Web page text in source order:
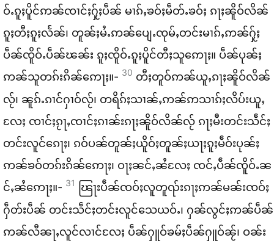
ဝ်ႉ​ၵူႈ​ပိူင်​ဢၼ်​ၸၢင်ႈ​ႁႂ်ႈ​ပဵၼ် မၢၵ်ႇ​ၶဝ်ႈ​မဵတ်ႉ​ၶဝ်ႈ ၵႃႈ​ၼိူဝ်​လိၼ်​
ၵူႈ​တီႈ​ၵူႈ​လႅၼ်၊ တူၼ်ႈ​မႆႉ​ဢၼ်​ပျေႉ​ၸုမ်ႇ​တင်း​မၢၵ်ႇ​ဢၼ်​ႁႂ်ႈ​
ပဵၼ်​ၸိူဝ်ႉ​ပဵၼ်​ၽၼ်း ၵူႈ​ၸိူဝ်ႉ​ၵူႈ​ပိူင်​တီႈ​သူ​ဢေႃႈ။ ပဵၼ်​ပုၼ်ႈ​
ဢၼ်​သူ​တၵ်း​ၵိၼ်​ဢေႃႈ။- 30 တီႈ​တူဝ်​ဢၼ်​ယူႇ​ၵႃႈ​ၼိူဝ်​လိၼ်​
လႂ်၊ ၼူၵ်ႉ​ၵၢင်​ႁၢဝ်​လႂ်၊ တရိၵ်ႈသၢၼ်ႇ​ဢၼ်​ဢသၢၵ်ႈ​လိပ်း​ယူႇ​
လႄႈ ၸၢင်ႈ​ၵႂႃႇ​ၸၢင်ႈ​ၵၢၼ်း​ၵႃႈ​ၼိူဝ်​လိၼ်​လႂ် ၵႃႈ​မီး​တင်း​သဵင်ႈ​
တင်း​လူင်​ၵေႃႈ၊ ၵဝ်​ပၼ်​တူၼ်ႈ​ယိူဝ်ႈ​တူၼ်ႈ​ယႃႈ​ၵူႈ​မဵဝ်း​ပုၼ်ႈ​
ဢၼ်​ၶဝ်​တၵ်း​ၵိၼ်​ဢေႃႈ၊ ဝႃႈ​ၼင်ႇ​ၼႆ​လႄႈ ၸင်ႇ​ပဵၼ်​ၸိူဝ်ႉ​ၼ
င်ႇ​ၼႆ​ဢေႃႈ။- 31
ၽြႃး​ပဵၼ်​ၸဝ်ႈ​လူ​တူၺ်း​ၵႃႈ​ဢၼ်​မၼ်း​ၸဝ်ႈ​
ႁဵတ်း​ပဵၼ် တင်း​သဵင်ႈ​တင်း​လူင်​သေ​ယဝ်ႉ၊ ႁၼ်​လွင်ႈ​ဢၼ်​ပဵၼ်​
ဢၼ်​လီ​ၼႃႇ​လူင်​လၢင်​လႄႈ ပဵၼ်​ႁူဝ်​ၶမ်ႈ​ပဵၼ်​ႁူဝ်​ၼႂ်၊ ဝၼ်း​